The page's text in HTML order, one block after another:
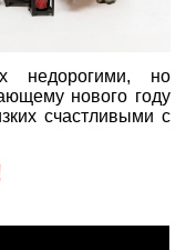
недорогими, но
нового году
счастливыми с